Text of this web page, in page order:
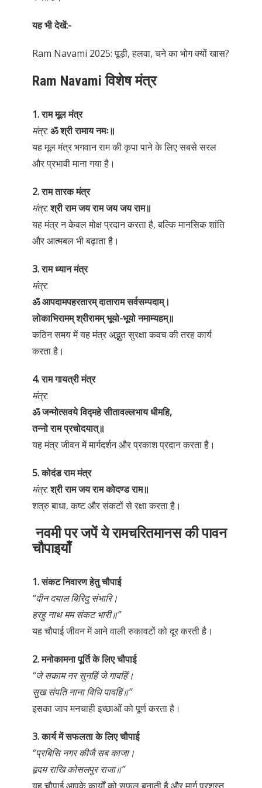
यह भी देखें:-
Ram Navami 2025: पूड़ी, हलवा, चने का भोग क्यों खास?
Ram Navami विशेष मंत्र
1. राम मूल मंत्र
मंत्र:ॐ श्री रामाय नमः॥
यह मूल मंत्र भगवान राम की कृपा पाने के लिए सबसे सरल
और प्रभावी माना गया है।
2. राम तारक मंत्र
मंत्र:श्री राम जय राम जय जय राम॥
यह मंत्र न केवल मोक्ष प्रदान करता है, बल्कि मानसिक शांति
और आत्मबल भी बढ़ाता है।
3. राम ध्यान मंत्र
मंत्र:
ॐ आपदामपहरतारम् दाताराम सर्वसम्पदाम्।
लोकाभिरामम् श्रीरामम् भूयो-भूयो नमाम्यहम्॥
कठिन समय में यह मंत्र अद्भुत सुरक्षा कवच की तरह कार्य
करता है।
4. राम गायत्री मंत्र
मंत्र:
ॐ जन्मोत्सवये विद्महे सीतावल्लभाय धीमहि,
तन्नो राम प्रचोदयात्॥
यह मंत्र जीवन में मार्गदर्शन और प्रकाश प्रदान करता है।
5. कोदंड राम मंत्र
मंत्र:श्री राम जय राम कोदण्ड राम॥
शत्रु बाधा, कष्ट और संकटों से रक्षा करता है।
नवमी पर जपें ये रामचरितमानस की पावन
चौपाइयाँ
1. संकट निवारण हेतु चौपाई
“दीन दयाल बिरिदु संभारि।
हरहु नाथ मम संकट भारी॥”
यह चौपाई जीवन में आने वाली रुकावटों को दूर करती है।
2. मनोकामना पूर्ति के लिए चौपाई
“जे सकाम नर सुनहिं जे गावहिं।
सुख संपति नाना विधि पावहिं॥”
इसका जाप मनचाही इच्छाओं को पूर्ण करता है।
3. कार्य में सफलता के लिए चौपाई
“प्रबिसि नगर कीजै सब काजा।
हृदय राखि कोसलपुर राजा॥”